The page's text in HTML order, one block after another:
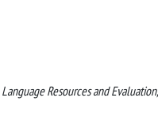
Resources and Evaluation,